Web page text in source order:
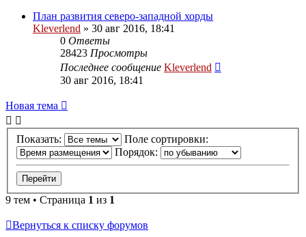
План развития северо-западной хорды
Kleverlend » 30 авг 2016, 18:41
0 Ответы
28423 Просмотры
Последнее сообщение Kleverlend
30 авг 2016, 18:41
Новая тема
Показать:
Поле сортировки:
Порядок:
9 тем • Страница 1 из 1
Вернуться к списку форумов